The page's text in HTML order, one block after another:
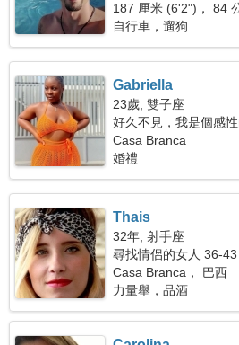
187 厘米 (6'2")， 84
自行車，遛狗
Gabriella
23歲, 雙子座
好久不見，我是個感性
Casa Branca
婚禮
Thais
32年, 射手座
尋找情侶的女人 36-43
Casa Branca， 巴西
力量舉，品酒